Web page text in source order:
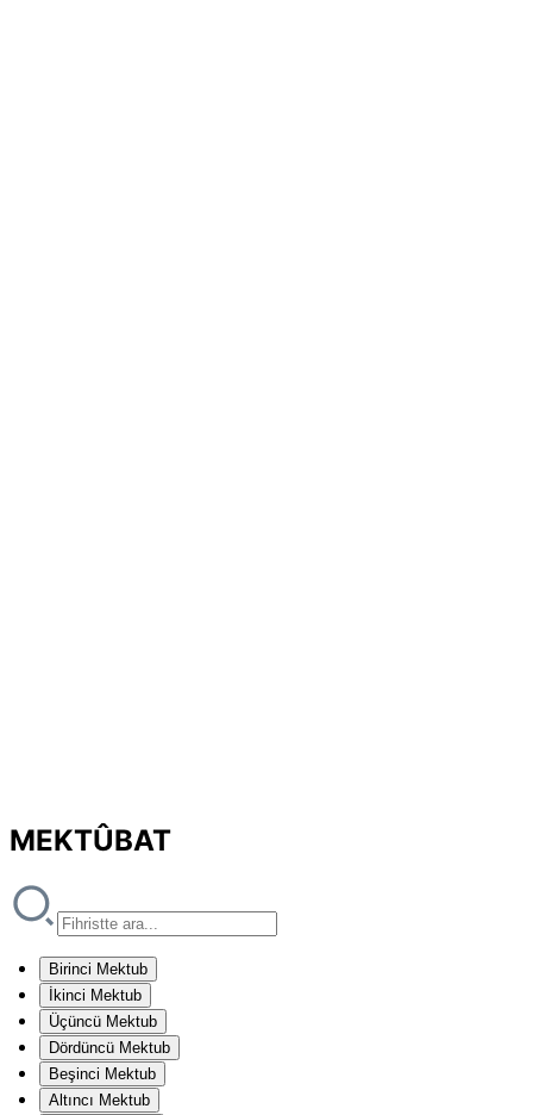
MEKTÛBAT
Birinci Mektub
İkinci Mektub
Üçüncü Mektub
Dördüncü Mektub
Beşinci Mektub
Altıncı Mektub